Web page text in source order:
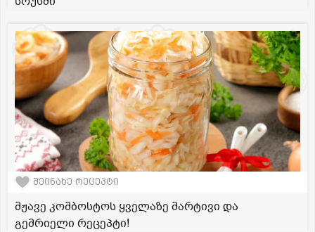
შეინახე რეცეპტი
მჟავე კომბოსტოს ყველაზე მარტივი და
გემრიელი რეცეპტი!